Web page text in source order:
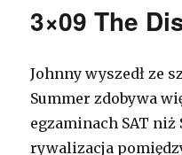
3×09 The
Johnny wyszedł ze
Summer zdobywa
egzaminach SAT niż
rywalizacja